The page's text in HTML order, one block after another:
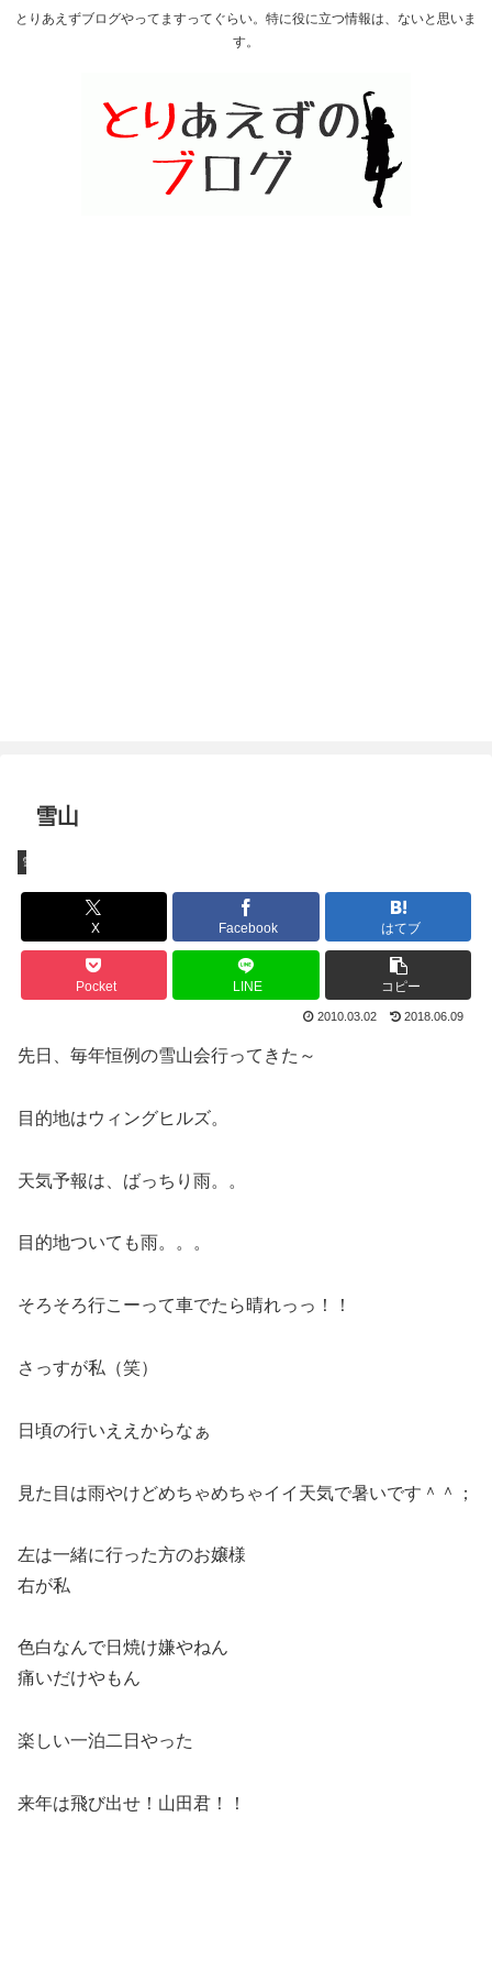
とりあえずブログやってますってぐらい。特に役に立つ情報は、ないと思いま
す。
雪山
雪遊び
X Facebook はてブ
Pocket LINE コピー
2010.03.02 2018.06.09
先日、毎年恒例の雪山会行ってきた～
目的地はウィングヒルズ。
天気予報は、ばっちり雨。。
目的地ついても雨。。。
そろそろ行こーって車でたら晴れっっ！！
さっすが私（笑）
日頃の行いええからなぁ
見た目は雨やけどめちゃめちゃイイ天気で暑いです＾＾；
左は一緒に行った方のお嬢様
右が私
色白なんで日焼け嫌やねん
痛いだけやもん
楽しい一泊二日やった
来年は飛び出せ！山田君！！